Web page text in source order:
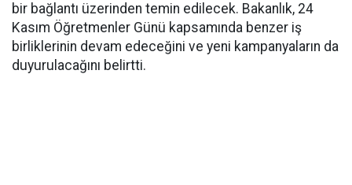
bir bağlantı üzerinden temin edilecek. Bakanlık, 24
Kasım Öğretmenler Günü kapsamında benzer iş
birliklerinin devam edeceğini ve yeni kampanyaların da
duyurulacağını belirtti.